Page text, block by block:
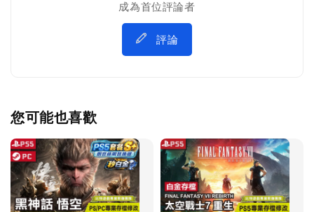
成為首位評論者
評論
您可能也喜歡